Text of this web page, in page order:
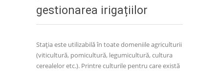
gestionarea irigațiilor
Stația este utilizabilă în toate domeniile agriculturii
(viticultură, pomicultură, legumicultură, cultura
cerealelor etc.). Printre culturile pentru care există